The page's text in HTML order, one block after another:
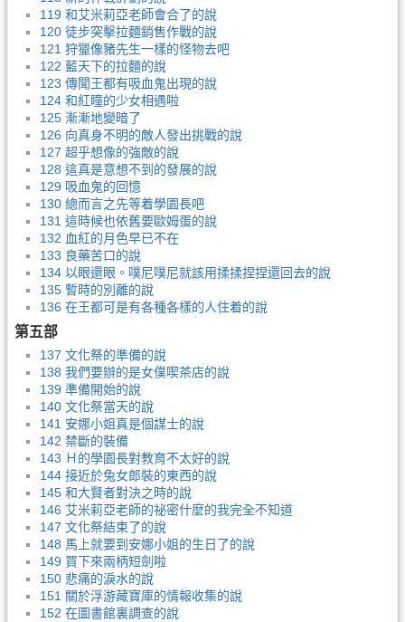
119 和艾米莉亞老師會合了的說
120 徒步突擊拉麵銷售作戰的說
121 狩獵像豬先生一樣的怪物去吧
122 藍天下的拉麵的說
123 傳聞王都有吸血鬼出現的說
124 和紅瞳的少女相遇啦
125 漸漸地變暗了
126 向真身不明的敵人發出挑戰的說
127 超乎想像的強敵的說
128 這真是意想不到的發展的說
129 吸血鬼的回憶
130 總而言之先等着學園長吧
131 這時候也依舊要歐姆蛋的說
132 血紅的月色早已不在
133 良藥苦口的說
134 以眼還眼。噗尼噗尼就該用揉揉捏捏還回去的說
135 暫時的別離的說
136 在王都可是有各種各樣的人住着的說
第五部
137 文化祭的準備的說
138 我們要辦的是女僕喫茶店的說
139 準備開始的說
140 文化祭當天的說
141 安娜小姐真是個謀士的說
142 禁斷的裝備
143 Ｈ的學園長對教育不太好的說
144 接近於兔女郎裝的東西的說
145 和大賢者對決之時的說
146 艾米莉亞老師的祕密什麼的我完全不知道
147 文化祭結束了的說
148 馬上就要到安娜小姐的生日了的說
149 買下來兩柄短劍啦
150 悲痛的淚水的說
151 關於浮游藏寶庫的情報收集的說
152 在圖書館裏調查的說